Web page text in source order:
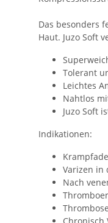
Das besonders
Haut. Juzo Soft
Tolerant
Leichtes
Nahtlos
Juzo Soft
Indikationen:
Varizen in
Nach